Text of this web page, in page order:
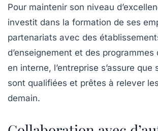
Pour maintenir son niveau
investit dans la formation de ses
partenariats avec des
d’enseignement et des programmes
en interne, l’entreprise s’assure que
sont qualifiées et prêtes à relever
demain.